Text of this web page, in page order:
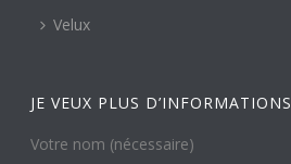
Velux
JE VEUX PLUS D’INFORMATIONS
Votre nom (nécessaire)